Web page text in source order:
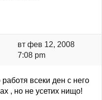
вт фев 12, 2008
7:08 pm
всеки ден с него
, но не усетих нищо!